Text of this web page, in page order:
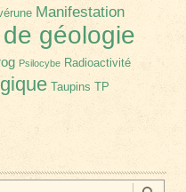
Manifestation
géologie
Psilocybe Radioactivité
Taupins TP